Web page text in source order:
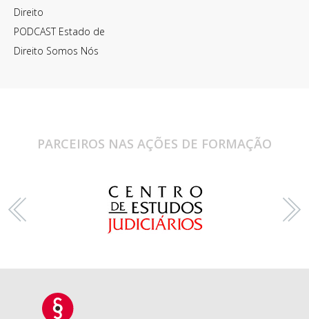
Direito
PODCAST Estado de
Direito Somos Nós
PARCEIROS NAS AÇÕES DE FORMAÇÃO